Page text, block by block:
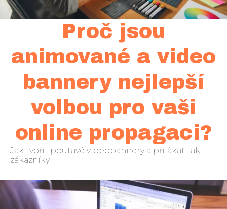
Proč jsou
animované a video
bannery nejlepší
volbou pro vaši
online propagaci?
Jak tvořit poutavé videobannery a přilákat tak
zákazníky.